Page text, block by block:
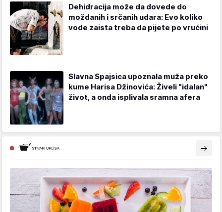
Dehidracija može da dovede do
moždanih i srčanih udara: Evo koliko
vode zaista treba da pijete po vrućini
Slavna Spajsica upoznala muža preko
kume Harisa Džinovića: Živeli "idalan"
život, a onda isplivala sramna afera